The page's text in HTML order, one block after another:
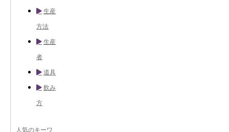
生産
方法
生産
者
道具
飲み
方
人気のキーワ